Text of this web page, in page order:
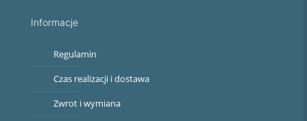
Informacje
Regulamin
Czas realizacji i dostawa
Zwrot i wymiana